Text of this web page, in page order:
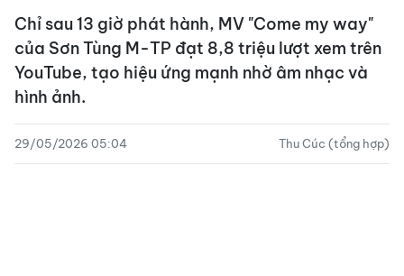
Chỉ sau 13 giờ phát hành, MV "Come my way"
của Sơn Tùng M-TP đạt 8,8 triệu lượt xem trên
YouTube, tạo hiệu ứng mạnh nhờ âm nhạc và
hình ảnh.
29/05/2026 05:04 Thu Cúc (tổng hợp)